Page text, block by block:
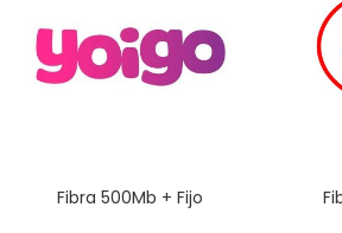
Fibra 500Mb + Fijo